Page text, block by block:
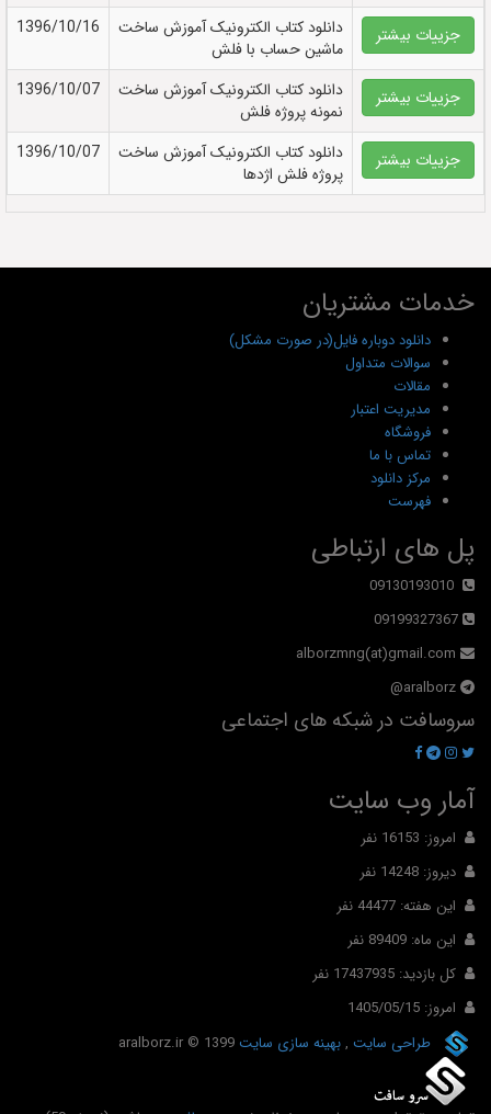
جزییات بیشتر
دانلود کتاب الکترونيک آموزش ساخت
ماشین حساب با فلش
1396/10/16
جزییات بیشتر
دانلود کتاب الکترونيک آموزش ساخت
نمونه پروژه فلش
1396/10/07
جزییات بیشتر
دانلود کتاب الکترونيک آموزش ساخت
پروژه فلش اژدها
1396/10/07
خدمات مشتریان
دانلود دوباره فایل(در صورت مشکل)
سوالات متداول
مقالات
مدیریت اعتبار
فروشگاه
تماس با ما
مرکز دانلود
فهرست
پل های ارتباطی
09130193010
09199327367
alborzmng(at)gmail.com
aralborz@
سروسافت در شبکه های اجتماعی
آمار وب سایت
امروز: 16153 نفر
دیروز: 14248 نفر
این هفته: 44477 نفر
این ماه: 89409 نفر
کل بازدید: 17437935 نفر
امروز: 1405/05/15
طراحی سایت ,بهینه سازی سایت aralborz.ir © 1399